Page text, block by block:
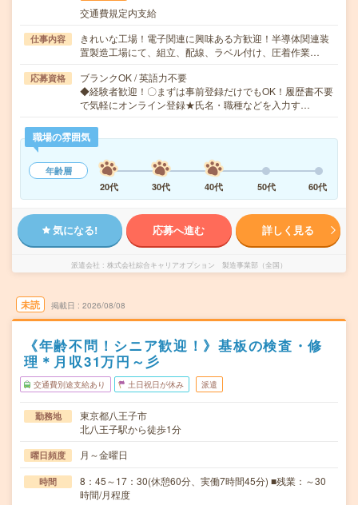
交通費規定内支給
仕事内容
きれいな工場！電子関連に興味ある方歓迎！半導体関連装
置製造工場にて、組立、配線、ラベル付け、圧着作業…
応募資格
ブランクOK / 英語力不要
◆経験者歓迎！〇まずは事前登録だけでもOK！履歴書不要
で気軽にオンライン登録★氏名・職種などを入力す…
職場の雰囲気
年齢層
20代
30代 40代 50代 60代
気になる! 応募へ進む 詳しく見る
派遣会社 株式会社綜合キャリアオプション 製造事業部（全国）
未読 掲載日 2026/08/08
《年齢不問！シニア歓迎！》基板の検査・修
理＊月収31万円～彡
交通費別途支給あり 土日祝日が休み 派遣
勤務地
東京都八王子市
北八王子駅から徒歩1分
曜日頻度 月～金曜日
時間
8：45～17：30(休憩60分、実働7時間45分) ■残業：～30
時間/月程度